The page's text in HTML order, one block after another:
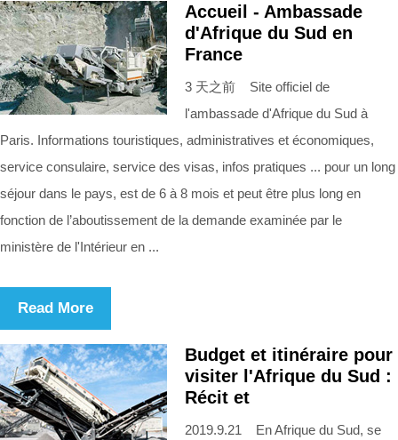
Accueil - Ambassade
d'Afrique du Sud en
France
3 天之前 Site officiel de
l'ambassade d'Afrique du Sud à
Paris. Informations touristiques, administratives et économiques,
service consulaire, service des visas, infos pratiques ... pour un long
séjour dans le pays, est de 6 à 8 mois et peut être plus long en
fonction de l’aboutissement de la demande examinée par le
ministère de l'Intérieur en ...
Read More
Budget et itinéraire pour
visiter l'Afrique du Sud :
Récit et
2019.9.21 En Afrique du Sud, se